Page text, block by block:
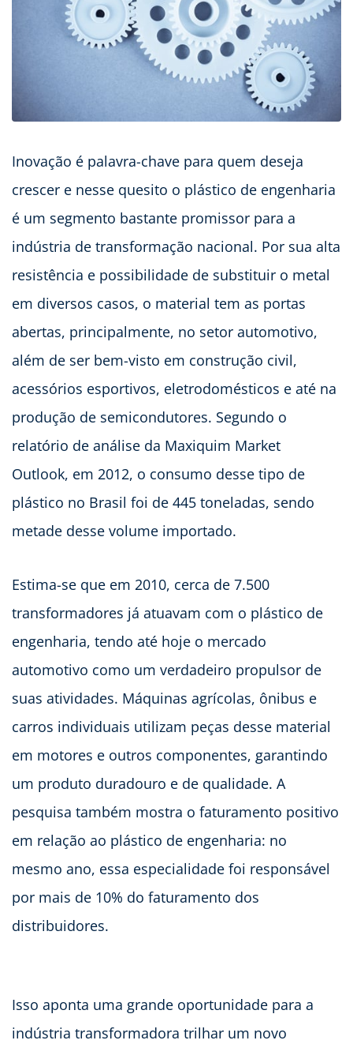
Inovação é palavra-chave para quem deseja
crescer e nesse quesito o plástico de engenharia
é um segmento bastante promissor para a
indústria de transformação nacional. Por sua alta
resistência e possibilidade de substituir o metal
em diversos casos, o material tem as portas
abertas, principalmente, no setor automotivo,
além de ser bem-visto em construção civil,
acessórios esportivos, eletrodomésticos e até na
produção de semicondutores. Segundo o
relatório de análise da Maxiquim Market
Outlook, em 2012, o consumo desse tipo de
plástico no Brasil foi de 445 toneladas, sendo
metade desse volume importado.
Estima-se que em 2010, cerca de 7.500
transformadores já atuavam com o plástico de
engenharia, tendo até hoje o mercado
automotivo como um verdadeiro propulsor de
suas atividades. Máquinas agrícolas, ônibus e
carros individuais utilizam peças desse material
em motores e outros componentes, garantindo
um produto duradouro e de qualidade. A
pesquisa também mostra o faturamento positivo
em relação ao plástico de engenharia: no
mesmo ano, essa especialidade foi responsável
por mais de 10% do faturamento dos
distribuidores.
Isso aponta uma grande oportunidade para a
indústria transformadora trilhar um novo